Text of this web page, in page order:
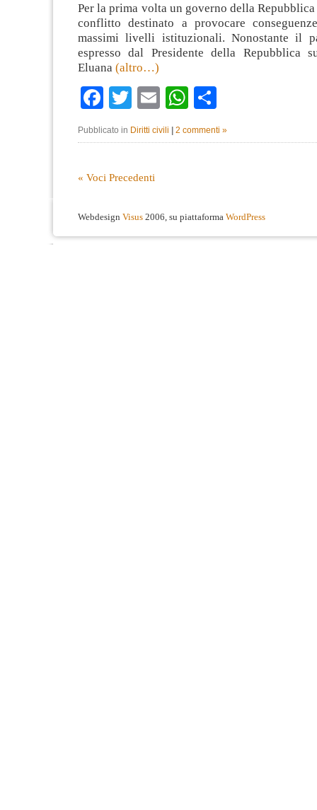
Per la prima volta un governo della
conflitto destinato a provocare
massimi livelli istituzionali. Nonostante il
espresso dal Presidente della Repubblica
Eluana (altro…)
Facebook
Twitter
EmailWhatsApp
Pubblicato in Diritti civili | 2 commenti »
« Voci Precedenti
Webdesign Visus 2006, su piattaforma WordPress